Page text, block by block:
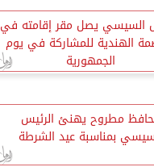
السيسي يصل مقر إقامته في
الهندية للمشاركة في يوم
الجمهورية
مطروح يهنئ الرئيس
بمناسبة عيد الشرطة